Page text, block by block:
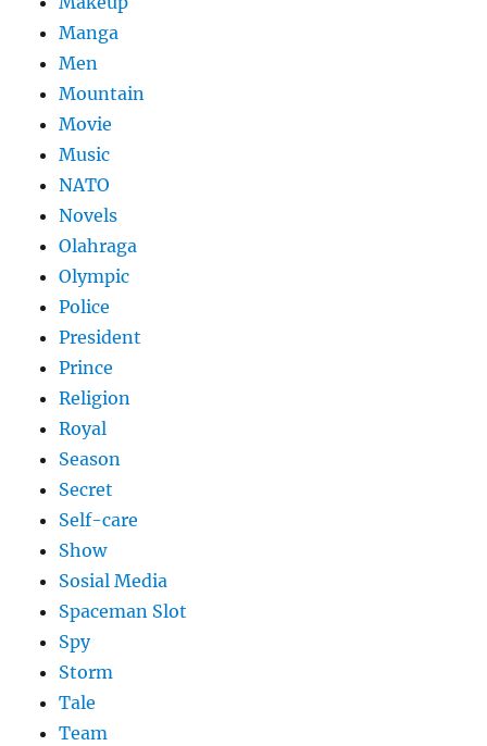
Manga
Men
Mountain
Movie
Music
NATO
Novels
Olahraga
Olympic
Police
President
Prince
Religion
Royal
Season
Secret
Self-care
Show
Sosial Media
Spaceman Slot
Spy
Storm
Tale
Team